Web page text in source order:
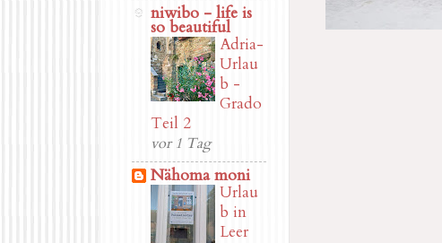
niwibo - life is
so beautiful
Adria-
Urlau
b -
Grado
Teil 2
vor 1 Tag
Nähoma moni
Urlau
b in
Leer